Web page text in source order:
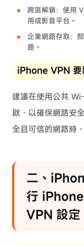
跨區解鎖：使用
用或影音平台。
企業網路存取：
路。
iPhone VPN 要
建議在使用公共
啟，以確保網路安
全且可信的網路時
二、
行
VPN 設定